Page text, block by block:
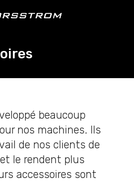
beaucoup
nos machines. Ils
de nos clients de
le rendent plus
accessoires sont